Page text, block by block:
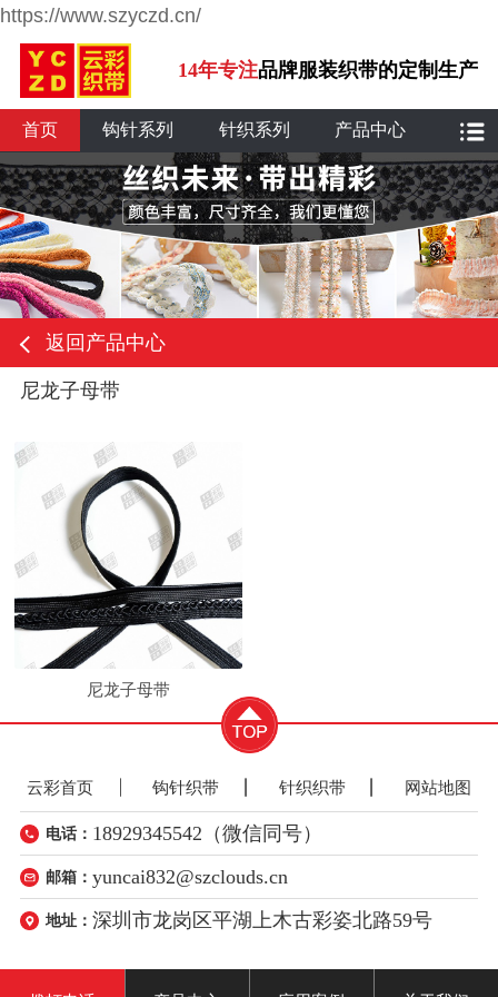
https://www.szyczd.cn/
14年专注品牌服装织带的定制生产
首页 钩针系列 针织系列 产品中心
返回产品中心
尼龙子母带
尼龙子母带
云彩首页 钩针织带 针织织带 网站地图
电话： 18929345542（微信同号）
邮箱：yuncai832@szclouds.cn
地址：深圳市龙岗区平湖上木古彩姿北路59号